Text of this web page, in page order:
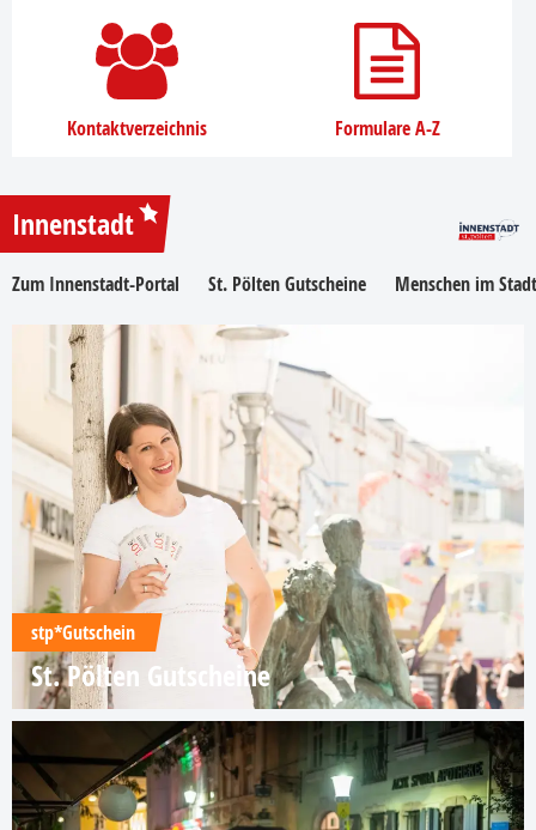
Kontaktverzeichnis Formulare A-Z
Innenstadt
Zum Innenstadt-Portal St. Pölten Gutscheine Menschen im
stp*Gutschein
St. Pölten Gutscheine